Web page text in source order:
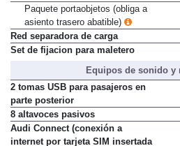
delanteros
Paquete portaobjetos (obliga a
asiento trasero abatible)
Red separadora de carga
Equipos de sonido y
2 tomas USB para pasajeros en
parte posterior
8 altavoces pasivos
Audi Connect (conexión a